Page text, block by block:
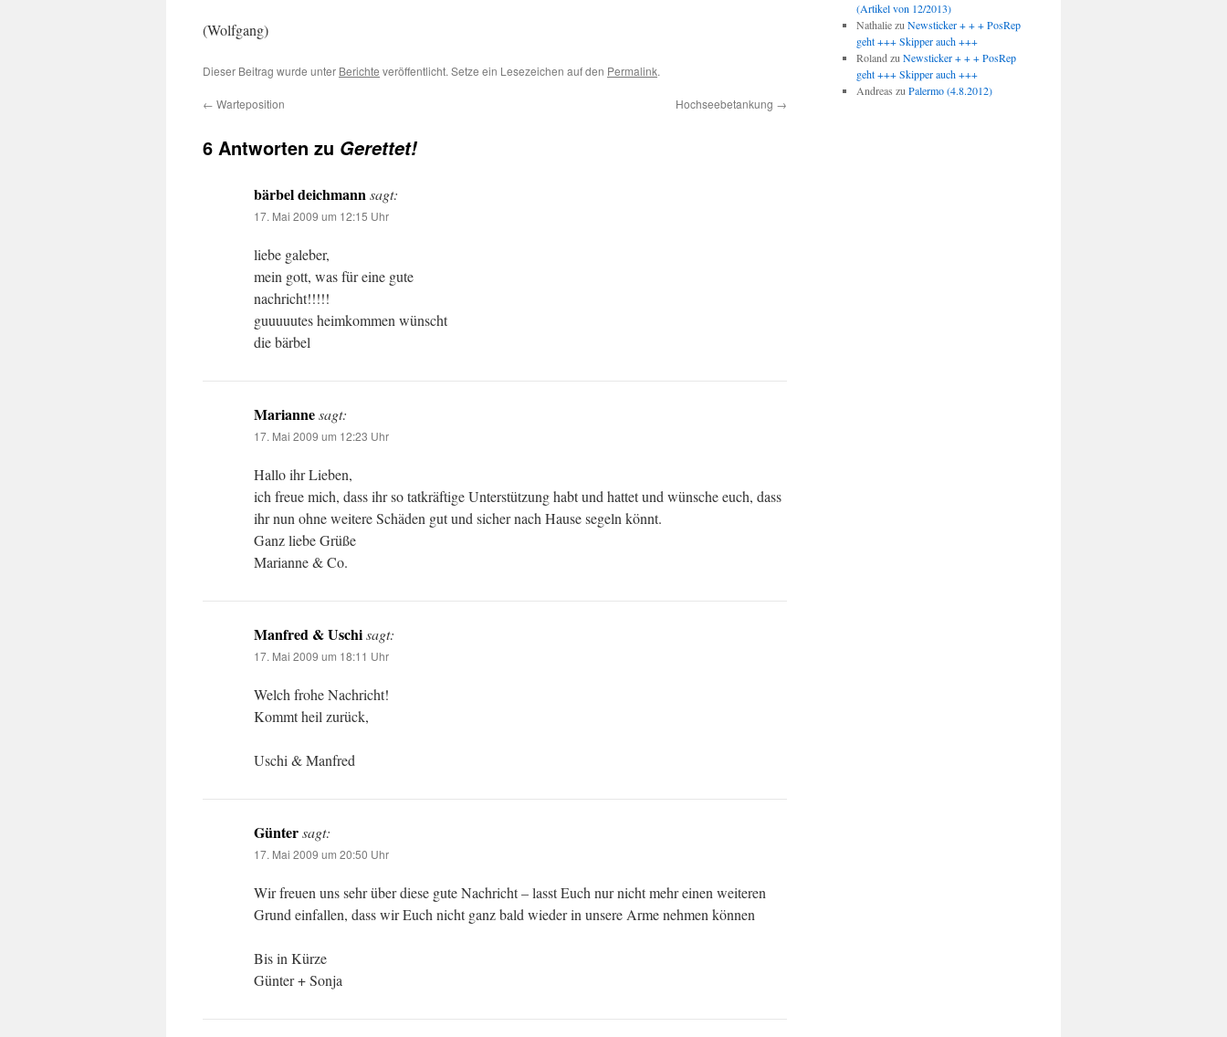
(Wolfgang)
Dieser Beitrag wurde unter Berichte veröffentlicht. Setze ein Lesezeichen auf den Permalink.
← Warteposition Hochseebetankung →
6 Antworten zu Gerettet!
bärbel deichmannsagt:
17. Mai 2009 um 12:15 Uhr
liebe galeber,
mein gott, was für eine gute
nachricht!!!!!
guuuuutes heimkommen wünscht
die bärbel
Mariannesagt:
17. Mai 2009 um 12:23 Uhr
Hallo ihr Lieben,
ich freue mich, dass ihr so tatkräftige Unterstützung habt und hattet und wünsche euch, dass
ihr nun ohne weitere Schäden gut und sicher nach Hause segeln könnt.
Ganz liebe Grüße
Marianne & Co.
Manfred & Uschisagt:
17. Mai 2009 um 18:11 Uhr
Welch frohe Nachricht!
Kommt heil zurück,
Uschi & Manfred
Güntersagt:
17. Mai 2009 um 20:50 Uhr
Wir freuen uns sehr über diese gute Nachricht – lasst Euch nur nicht mehr einen weiteren
Grund einfallen, dass wir Euch nicht ganz bald wieder in unsere Arme nehmen können
Bis in Kürze
Günter + Sonja
(Artikel von 12/2013)
Nathaliezu Newsticker + + + PosRep
geht +++ Skipper auch +++
Roland zu Newsticker + + + PosRep
geht +++ Skipper auch +++
Andreas zu Palermo (4.8.2012)